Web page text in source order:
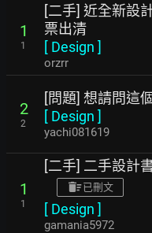
1
1
[二手] 近全新設
票出清
[ Design ]
orzrr
2
2
[問題] 想請問這
[ Design ]
yachi081619
1
1
[二手] 二手設計
已刪文
[ Design ]
gamania5972